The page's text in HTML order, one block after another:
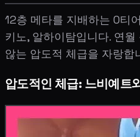
12층 메타를 지배하는 0티
키노, 알하이탐입니다. 연
않는 압도적 체급을 자랑합
압도적인 체급: 느비예트